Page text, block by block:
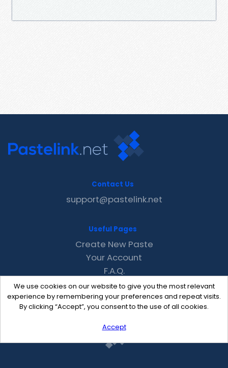
We use cookies on our website to give you the most relevant
experience by remembering your preferences and repeat visits.
By clicking “Accept”, you consent to the use of all cookies.
Accept
Contact Us
support@pastelink.net
Useful Pages
Create New Paste
Your Account
F.A.Q.
Recent
Contact